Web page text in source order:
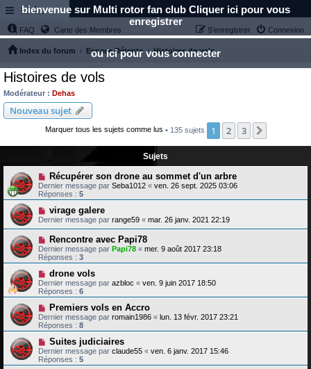
bienvenue sur Multi rotor fan club Cliquer ici pour vous
enregistrer
ou ici pour vous connecter
Links
FAQ Carte des Membres Connexion
S’enregistrer
Index du forum Espace Détente Histoires de vols
Histoires de vols
Modérateur : Dehas
Nouveau sujet
Marquer tous les sujets comme lus • 135 sujets 1 2 3
Sujets
Récupérer son drone au sommet d'un arbre
Dernier message par Seba1012 « ven. 26 sept. 2025 03:06
Réponses : 5
virage galere
Dernier message par range59 « mar. 26 janv. 2021 22:19
Rencontre avec Papi78
Dernier message par Papi78 « mer. 9 août 2017 23:18
Réponses : 3
drone vols
Dernier message par azbloc « ven. 9 juin 2017 18:50
Réponses : 6
Premiers vols en Accro
Dernier message par romain1986 « lun. 13 févr. 2017 23:21
Réponses : 8
Suites judiciaires
Dernier message par claude55 « ven. 6 janv. 2017 15:46
Réponses : 5